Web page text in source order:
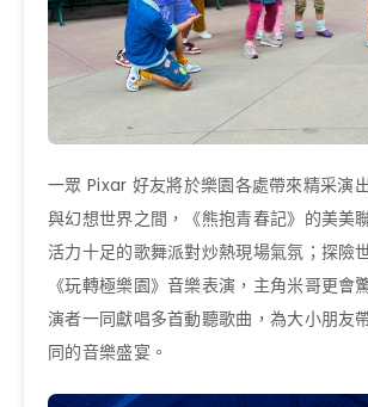
一眾 Pixar 好友將於樂園各處帶來精采演
與幻想世界之間，《熊抱青春記》的美美
活力十足的歌舞派對炒熱現場氣氛；探險
《玩轉極樂園》音樂表演，主角米哥更會
演者一同獻唱多首動聽歌曲，為大小朋友
同的音樂盛宴。